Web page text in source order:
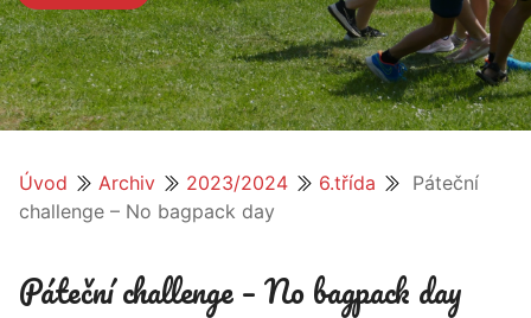
Úvod Archiv 2023/2024 6.třída
Páteční
challenge – No bagpack day
Páteční challenge – No bagpack day